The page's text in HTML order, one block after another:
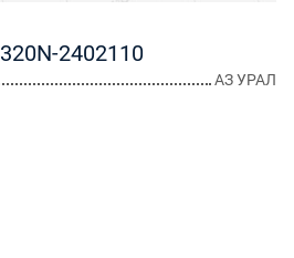
2402110
АЗ УРАЛ